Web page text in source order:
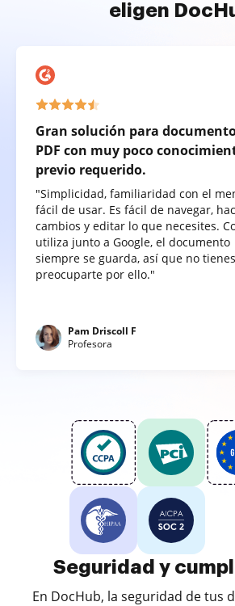
eligen
Gran solución para
PDF con muy poco
previo requerido.
"Simplicidad, familiaridad con el
fácil de usar. Es fácil de navegar,
cambios y editar lo que necesites.
utiliza junto a Google, el documento
siempre se guarda, así que no
preocuparte por ello."
Pam Driscoll F
Profesora
Seguridad y
En DocHub, la seguridad de tus